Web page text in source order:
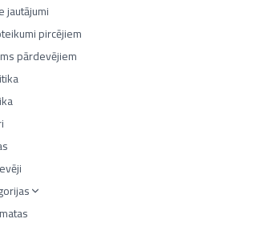
jautājumi
pircējiem
pārdevējiem